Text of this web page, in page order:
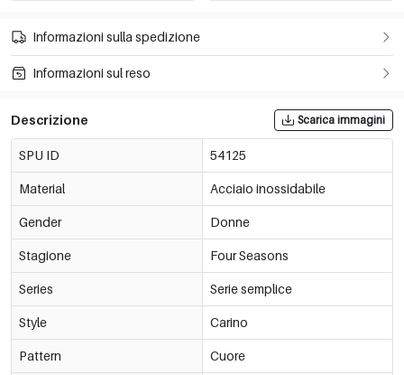
Informazioni sulla spedizione
Informazioni sul reso
Descrizione Scarica immagini
SPU ID 54125
Material Acciaio inossidabile
Gender Donne
Stagione Four Seasons
Series Serie semplice
Style Carino
Pattern Cuore